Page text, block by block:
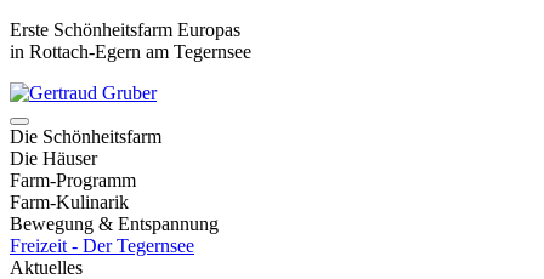
Erste Schönheitsfarm Europas
in Rottach-Egern am Tegernsee
Die Schönheitsfarm
Die Häuser
Farm-Programm
Farm-Kulinarik
Bewegung & Entspannung
Freizeit - Der Tegernsee
Aktuelles